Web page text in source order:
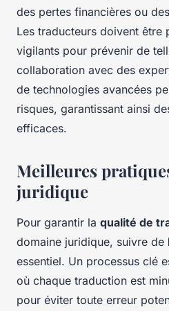
des pertes financières ou
Les traducteurs doivent être
vigilants pour prévenir de
collaboration avec des
de technologies avancées
risques, garantissant ainsi
efficaces.
Meilleures
juridique
Pour garantir la qualité de
domaine juridique, suivre de
essentiel. Un processus clé
où chaque traduction est
pour éviter toute erreur